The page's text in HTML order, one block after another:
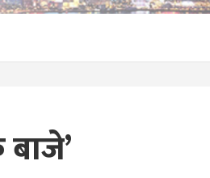
बाजे’